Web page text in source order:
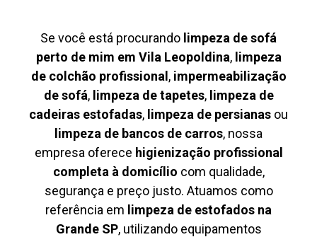
Se você está procurando limpeza de sofá
perto de mim em Vila Leopoldina, limpeza
de colchão profissional , impermeabilização
de sofá, limpeza de tapetes, limpeza de
cadeiras estofadas, limpeza de persianas ou
limpeza de bancos de carros, nossa
empresa oferece higienização profissional
completa à domicílio com qualidade,
segurança e preço justo. Atuamos como
referência em limpeza de estofados na
Grande SP, utilizando equipamentos